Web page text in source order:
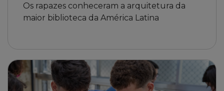
Os rapazes conheceram a arquitetura da
maior biblioteca da América Latina